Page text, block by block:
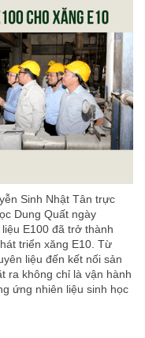
Sinh Nhật Tân trực
Dung Quất ngày
E100 đã trở thành
triển xăng E10. Từ
liệu đến kết nối sản
ra không chỉ là vận hành
ứng nhiên liệu sinh học